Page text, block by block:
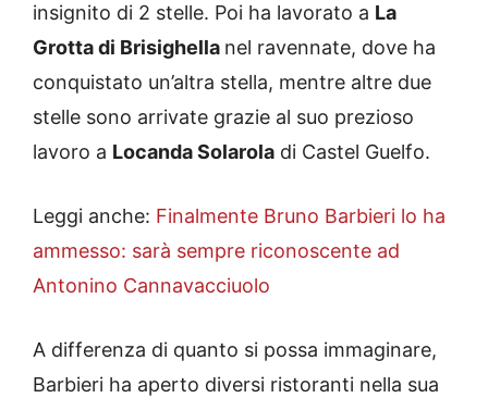
insignito di 2 stelle. Poi ha lavorato a La
Grotta di Brisighella nel ravennate, dove ha
conquistato un’altra stella, mentre altre due
stelle sono arrivate grazie al suo prezioso
lavoro a Locanda Solarola di Castel Guelfo.
Leggi anche: Finalmente Bruno Barbieri lo ha
ammesso: sarà sempre riconoscente ad
Antonino Cannavacciuolo
A differenza di quanto si possa immaginare,
Barbieri ha aperto diversi ristoranti nella sua